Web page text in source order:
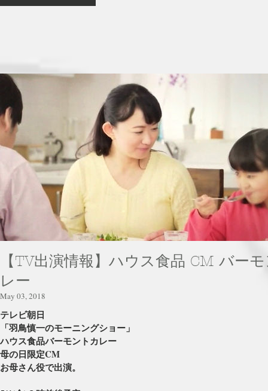
【TV出演情報】ハウス食品 CM バー
レー
May 03, 2018
テレビ朝日
「羽鳥慎一のモーニングショー」
ハウス食品バーモントカレー
母の日限定CM
お母さん役で出演。